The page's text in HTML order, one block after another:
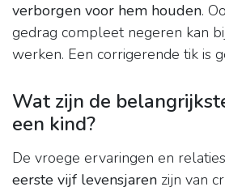
verborgen voor hem houden.
gedrag compleet negeren kan
werken. Een corrigerende tik is
Wat zijn de
een kind?
De vroege ervaringen en
eerste vijf levensjaren zijn van